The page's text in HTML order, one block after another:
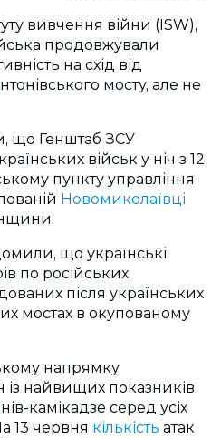
вивчення війни (ISW),
продовжували
на схід від
мосту, але не
що Генштаб ЗСУ
військ у ніч з 12
пункту управління
Новомиколаївці
що українські
по російських
після українських
мостах в окупованому
напрямку
із найвищих показників
камікадзе серед усіх
13 червня кількість атак